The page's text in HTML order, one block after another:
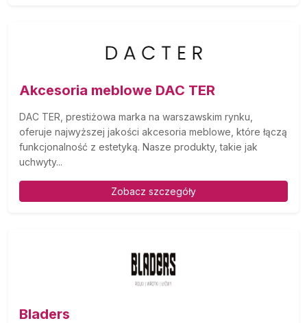
Akcesoria meblowe DAC TER
DAC TER, prestiżowa marka na warszawskim rynku,
oferuje najwyższej jakości akcesoria meblowe, które łączą
funkcjonalność z estetyką. Nasze produkty, takie jak
uchwyty...
Zobacz szczegóły
Bladers